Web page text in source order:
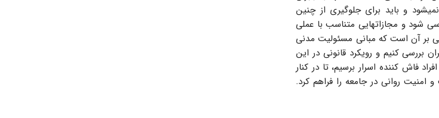
و باید برای جلوگیری از چنین
شود و مجازاتهایی متناسب با عملی
در این پژوهش سعی بر آن است که مبانی مسئولیت مدنی
بررسی کنیم و رویکرد قانونی در این
فاش کننده اسرار برسیم، تا در کنار
امنیت روانی در جامعه را فراهم کرد.